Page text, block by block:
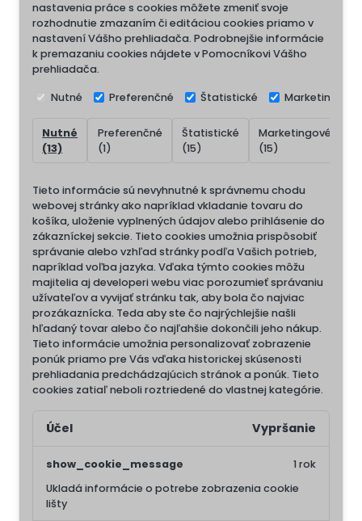
nastavenia práce s cookies môžete zmeniť svoje
rozhodnutie zmazaním či editáciou cookies priamo v
nastavení Vášho prehliadača. Podrobnejšie informácie
k premazaniu cookies nájdete v Pomocníkovi Vášho
prehliadača.
Nutné Preferenčné Štatistické Marketingové
Nutné
(13)
Preferenčné
(1)
Štatistické
(15)
Marketingové
(15)
Tieto informácie sú nevyhnutné k správnemu chodu
webovej stránky ako napríklad vkladanie tovaru do
košíka, uloženie vyplnených údajov alebo prihlásenie do
zákazníckej sekcie. Tieto cookies umožnia prispôsobiť
správanie alebo vzhľad stránky podľa Vašich potrieb,
napríklad voľba jazyka. Vďaka týmto cookies môžu
majitelia aj developeri webu viac porozumieť správaniu
užívateľov a vyvijať stránku tak, aby bola čo najviac
prozákaznícka. Teda aby ste čo najrýchlejšie našli
hľadaný tovar alebo čo najľahšie dokončili jeho nákup.
Tieto informácie umožnia personalizovať zobrazenie
ponúk priamo pre Vás vďaka historickej skúsenosti
prehliadania predchádzajúcich stránok a ponúk. Tieto
cookies zatiaľ neboli roztriedené do vlastnej kategórie.
Účel Vypršanie
show_cookie_message
Ukladá informácie o potrebe zobrazenia cookie
lišty
1 rok